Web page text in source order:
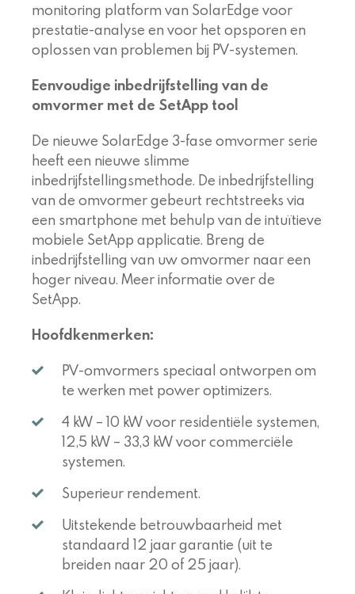
monitoring platform van SolarEdge voor
prestatie-analyse en voor het opsporen en
oplossen van problemen bij PV-systemen.
Eenvoudige inbedrijfstelling van de
omvormer met de SetApp tool
De nieuwe SolarEdge 3-fase omvormer serie
heeft een nieuwe slimme
inbedrijfstellingsmethode. De inbedrijfstelling
van de omvormer gebeurt rechtstreeks via
een smartphone met behulp van de intuïtieve
mobiele SetApp applicatie. Breng de
inbedrijfstelling van uw omvormer naar een
hoger niveau. Meer informatie over de
SetApp.
Hoofdkenmerken:
PV-omvormers speciaal ontworpen om
te werken met power optimizers.
4 kW – 10 kW voor residentiële systemen,
12,5 kW – 33,3 kW voor commerciële
systemen.
Superieur rendement.
Uitstekende betrouwbaarheid met
standaard 12 jaar garantie (uit te
breiden naar 20 of 25 jaar).